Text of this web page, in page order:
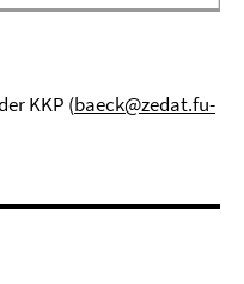
KKP (baeck@zedat.fu-